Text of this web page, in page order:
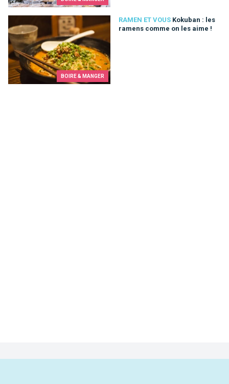
BOIRE & MANGER
RAMEN ET VOUS Kokuban : les
ramens comme on les aime !
Kokuban : les ramens comme on les aime !